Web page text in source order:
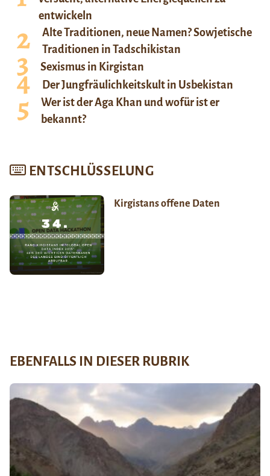
entwickeln
Alte Traditionen, neue Namen? Sowjetische
Traditionen in Tadschikistan
Sexismus in Kirgistan
Der Jungfräulichkeitskult in Usbekistan
Wer ist der Aga Khan und wofür ist er
bekannt?
ENTSCHLÜSSELUNG
Kirgistans offene Daten
EBENFALLS IN DIESER RUBRIK